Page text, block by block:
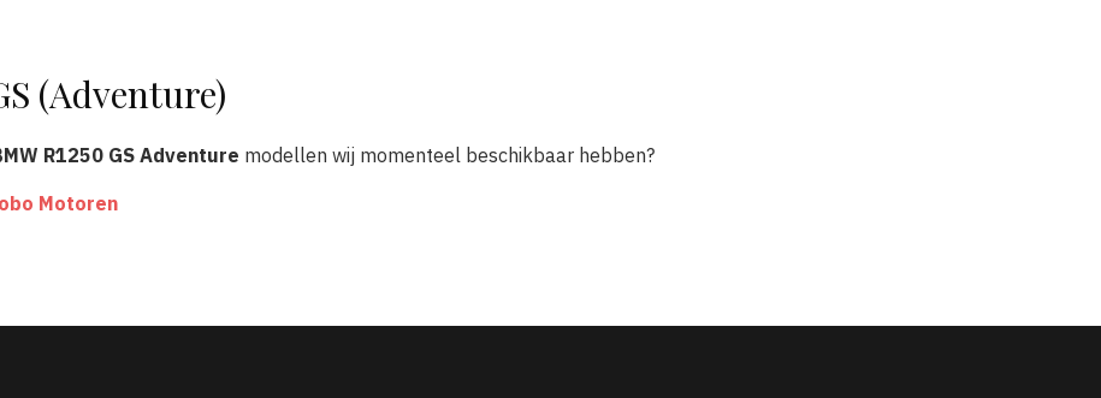
(Adventure)
R1250 GS Adventure modellen wij momenteel beschikbaar hebben?
Motoren